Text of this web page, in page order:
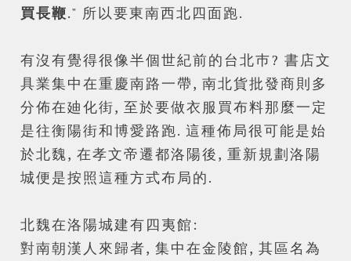
買長鞭." 所以要東南西北四面跑.
有沒有覺得很像半個世紀前的台北巿? 書店文
具業集中在重慶南路一帶, 南北貨批發商則多
分佈在廸化街, 至於要做衣服買布料那麼一定
是往衡陽街和博愛路跑. 這種佈局很可能是始
於北魏, 在孝文帝遷都洛陽後, 重新規劃洛陽
城便是按照這種方式布局的.
北魏在洛陽城建有四夷館:
對南朝漢人來歸者, 集中在金陵館, 其區名為